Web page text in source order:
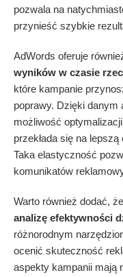
pozwala na
przynieść szybkie
AdWords oferuje
wyników w czasie
które kampanie
poprawy. Dzięki
możliwość
przekłada się na
Taka elastyczność
komunikatów
Warto również dodać,
analizę efektywności
różnorodnym
ocenić skuteczność
aspekty kampanii mają